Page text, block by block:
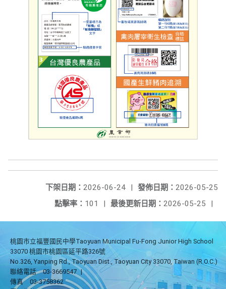
發佈日期： 2026-05-25
下架日期： 2026-06-24
|
最後更新日期： 2026-05-25 |
點擊率： 101 |
桃園市立福豐國民中學Taoyuan Municipal Fu-Fong Junior High School
33070 桃園市桃園區延平路326號
No.326, Yanping Rd., Taoyuan Dist., Taoyuan City 33070, Taiwan (R.O.C.)
聯絡電話
03-3669547 |
傳真
03-3758362